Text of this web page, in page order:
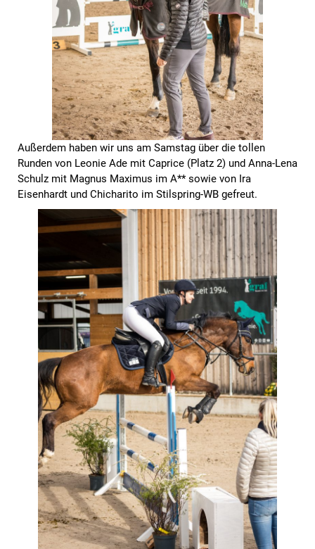
Außerdem haben wir uns am Samstag über die tollen
Runden von Leonie Ade mit Caprice (Platz 2) und Anna-Lena
Schulz mit Magnus Maximus im A** sowie von Ira
Eisenhardt und Chicharito im Stilspring-WB gefreut.